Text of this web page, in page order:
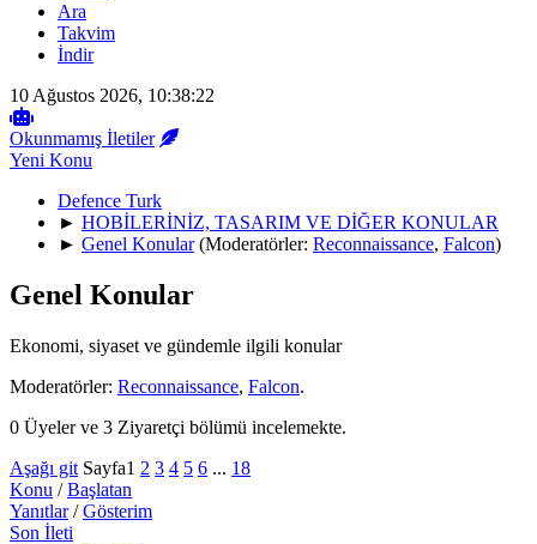
Ara
Takvim
İndir
10 Ağustos 2026, 10:38:22
Okunmamış İletiler
Yeni Konu
Defence Turk
► HOBİLERİNİZ, TASARIM VE DİĞER KONULAR
► Genel Konular (Moderatörler: Reconnaissance, Falcon)
Genel Konular
Ekonomi, siyaset ve gündemle ilgili konular
Moderatörler: Reconnaissance, Falcon.
0 Üyeler ve 3 Ziyaretçi bölümü incelemekte.
Aşağı git Sayfa1 2 3 4 5 6 ... 18
Konu /Başlatan
Yanıtlar/Gösterim
Son İleti